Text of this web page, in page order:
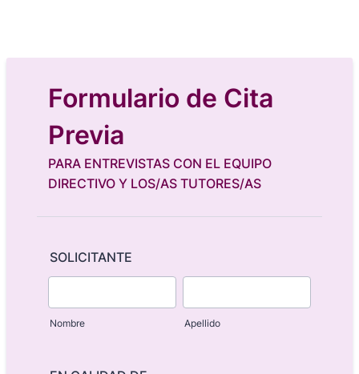
Formulario de Cita
Previa
PARA ENTREVISTAS CON EL EQUIPO
DIRECTIVO Y LOS/AS TUTORES/AS
SOLICITANTE
Nombre Apellido